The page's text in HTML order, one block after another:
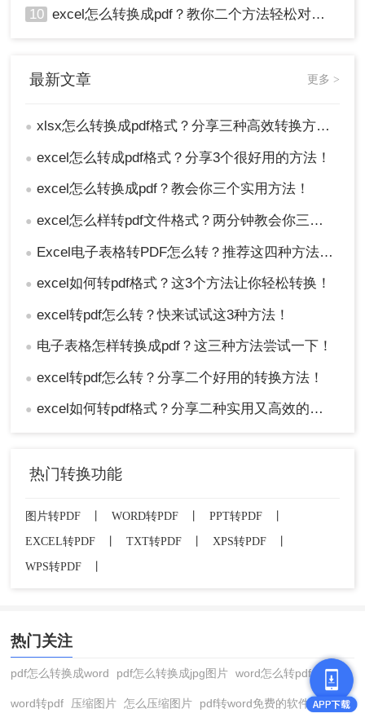
10 excel怎么转换成pdf？教你二个方法轻松对应！
最新文章 更多 >
● xlsx怎么转换成pdf格式？分享三种高效转换方法！
● excel怎么转成pdf格式？分享3个很好用的方法！
● excel怎么转换成pdf？教会你三个实用方法！
● excel怎么样转pdf文件格式？两分钟教会你三种方法
● Excel电子表格转PDF怎么转？推荐这四种方法给大家！
● excel如何转pdf格式？这3个方法让你轻松转换！
● excel转pdf怎么转？快来试试这3种方法！
● 电子表格怎样转换成pdf？这三种方法尝试一下！
● excel转pdf怎么转？分享二个好用的转换方法！
● excel如何转pdf格式？分享二种实用又高效的方法!
热门转换功能
图片转PDF WORD转PDF PPT转PDF
EXCEL转PDF
丨 TXT转PDF 丨 XPS转PDF
丨
WPS转PDF
丨
热门关注
pdf怎么转换成word pdf怎么转换成jpg图片 word怎么转pdf
word转pdf 压缩图片 怎么压缩图片 pdf转word免费的软件